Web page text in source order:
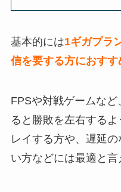
基本的には1ギガプラ
信を要する方におすす
FPSや対戦ゲームな
ると勝敗を左右する
レイする方や、遅延
い方などには最適と言